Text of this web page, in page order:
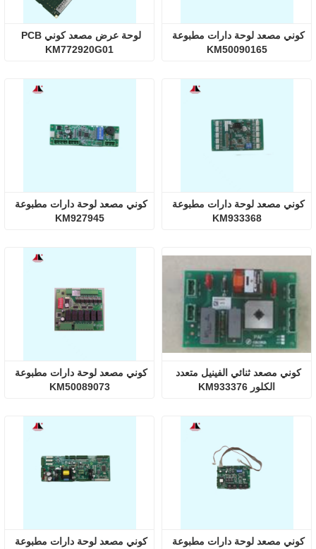
KM772920G01
KM50090165
KM927945
KM933368
KM50089073
الكلور KM933376